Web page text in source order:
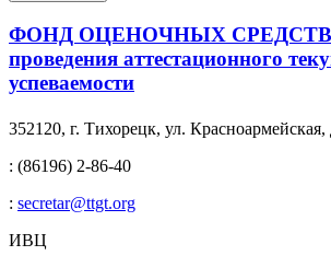
ФОНД ОЦЕНОЧНЫХ СРЕДСТВ
проведения аттестационного
успеваемости
352120, г. Тихорецк, ул. Красноармейская,
: (86196) 2-86-40
: secretar@ttgt.org
ИВЦ